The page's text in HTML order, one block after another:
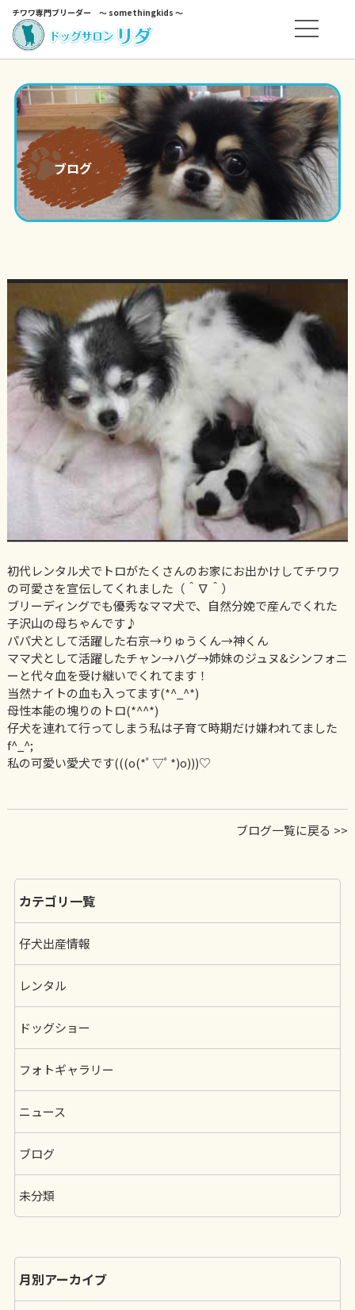
チワワ専門ブリーダー ～ somethingkids ～
ブログ
初代レンタル犬でトロがたくさんのお家にお出かけしてチワワ
の可愛さを宣伝してくれました（＾∇＾）
ブリーディングでも優秀なママ犬で、自然分娩で産んでくれた
子沢山の母ちゃんです♪
パパ犬として活躍した右京→りゅうくん→神くん
ママ犬として活躍したチャン→ハグ→姉妹のジュヌ&シンフォニ
ーと代々血を受け継いでくれてます！
当然ナイトの血も入ってます(*^_^*)
母性本能の塊りのトロ(*^^*)
仔犬を連れて行ってしまう私は子育て時期だけ嫌われてました
f^_^;
私の可愛い愛犬です(((o(*ﾟ▽ﾟ*)o)))♡
ブログ一覧に戻る >>
カテゴリ一覧
仔犬出産情報
レンタル
ドッグショー
フォトギャラリー
ニュース
ブログ
未分類
月別アーカイブ